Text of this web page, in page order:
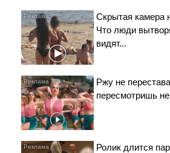
Скрытая камера
Что люди
видят...
Ржу не
пересмотришь
Ролик длится